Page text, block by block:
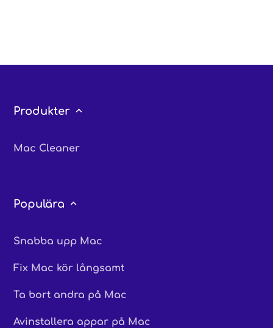
Produkter
Mac Cleaner
Populära
Snabba upp Mac
Fix Mac kör långsamt
Ta bort andra på Mac
Avinstallera appar på Mac